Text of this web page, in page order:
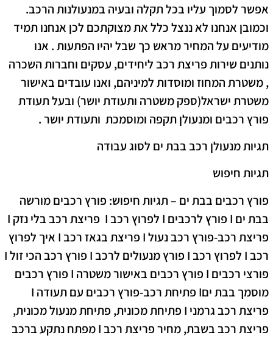
אפשר לסמוך עליו בכל תקלה ובעיה במנעולנות הרכב.
וכמובן אנחנו לא ננצל כלל את מצוקתכם לכן אנחנו תמיד
מודיעים על המחיר מראש כך שבל יהיו הפתעות . אנו
נותנים שירות פריצת רכב ליחידים, עסקים וחברות השכרה
, משטרת המחוז ומוסדות למיניהם, ואנו עובדים באישור
משטרת ישראל(ספק משטרה ותעודת יושר) ובעל תעודת
פורץ רכבים ומנעולן תקפה ומוסמכת ותעודת יושר .
תגיות מנעולן רכב בבת ים לסוג עבודה
תגיות חיפוש
פורץ רכבים בבת ים – תגיות חיפוש: פורץ רכבים מורשה
בבת ים I פורץ לרכבים I לפרוץ רכב I פריצת רכב בלי נזק I
פריצת רכב-פורץ רכב נעול I פריצת בגאז רכב I איך לפרוץ
רכב I לפרוץ רכב I פורץ מנעולים לרכב I פורץ רכב הכי זול I
פורצי רכבים I פורץ רכבים באישור משטרה I פורץ רכבים
מוסמך בבת יםI פתיחת רכב-פורץ רכבים עם תעודה I
פריצת רכב גרמני I פתיחת מכונית, פתיחת מנעול מכונית,
פריצת רכב בשבת, מחיר פריצת רכב I מפתח נתקע ברכב